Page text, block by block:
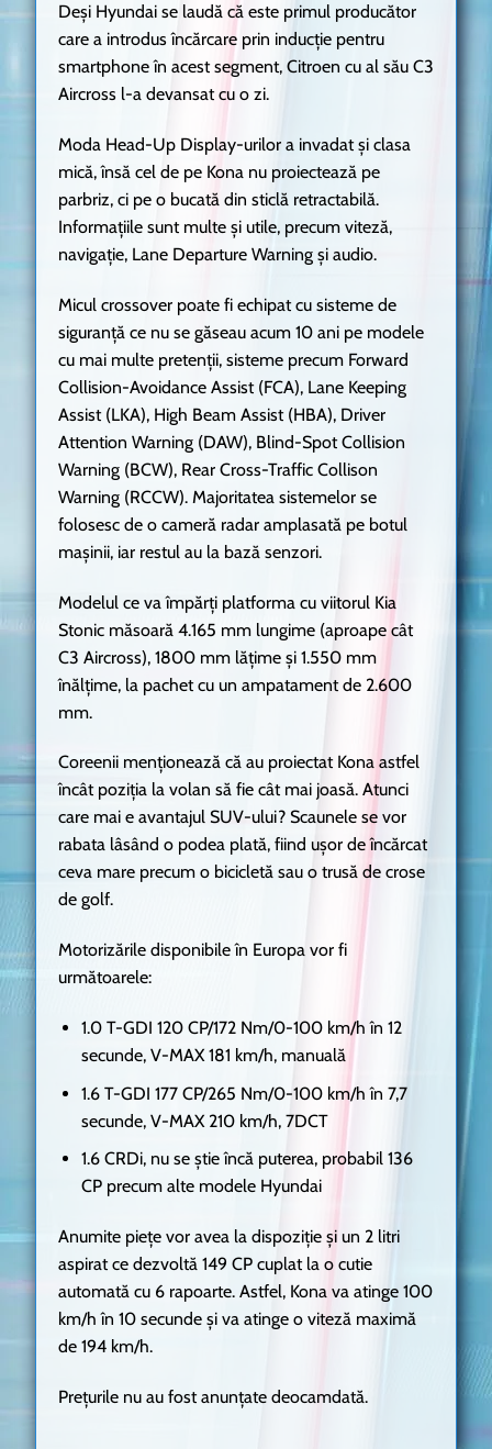
Deși Hyundai se laudă că este primul producător
care a introdus încărcare prin inducție pentru
smartphone în acest segment, Citroen cu al său C3
Aircross l-a devansat cu o zi.
Moda Head-Up Display-urilor a invadat și clasa
mică, însă cel de pe Kona nu proiectează pe
parbriz, ci pe o bucată din sticlă retractabilă.
Informațiile sunt multe și utile, precum viteză,
navigație, Lane Departure Warning și audio.
Micul crossover poate fi echipat cu sisteme de
siguranță ce nu se găseau acum 10 ani pe modele
cu mai multe pretenții, sisteme precum Forward
Collision-Avoidance Assist (FCA), Lane Keeping
Assist (LKA), High Beam Assist (HBA), Driver
Attention Warning (DAW), Blind-Spot Collision
Warning (BCW), Rear Cross-Traffic Collison
Warning (RCCW). Majoritatea sistemelor se
folosesc de o cameră radar amplasată pe botul
mașinii, iar restul au la bază senzori.
Modelul ce va împărți platforma cu viitorul Kia
Stonic măsoară 4.165 mm lungime (aproape cât
C3 Aircross), 1800 mm lățime și 1.550 mm
înălțime, la pachet cu un ampatament de 2.600
mm.
Coreenii menționează că au proiectat Kona astfel
încât poziția la volan să fie cât mai joasă. Atunci
care mai e avantajul SUV-ului? Scaunele se vor
rabata lâsând o podea plată, fiind ușor de încărcat
ceva mare precum o bicicletă sau o trusă de crose
de golf.
Motorizările disponibile în Europa vor fi
următoarele:
1.0 T-GDI 120 CP/172 Nm/0-100 km/h în 12
secunde, V-MAX 181 km/h, manuală
1.6 T-GDI 177 CP/265 Nm/0-100 km/h în 7,7
secunde, V-MAX 210 km/h, 7DCT
1.6 CRDi, nu se știe încă puterea, probabil 136
CP precum alte modele Hyundai
Anumite piețe vor avea la dispoziție și un 2 litri
aspirat ce dezvoltă 149 CP cuplat la o cutie
automată cu 6 rapoarte. Astfel, Kona va atinge 100
km/h în 10 secunde și va atinge o viteză maximă
de 194 km/h.
Prețurile nu au fost anunțate deocamdată.